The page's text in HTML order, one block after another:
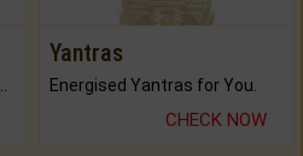
Yantras
Energised Yantras for You.
CHECK NOW